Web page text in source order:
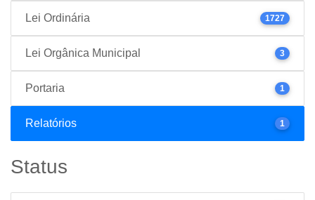
Lei Ordinária 1727
Lei Orgânica Municipal 3
Portaria 1
Relatórios 1
Status